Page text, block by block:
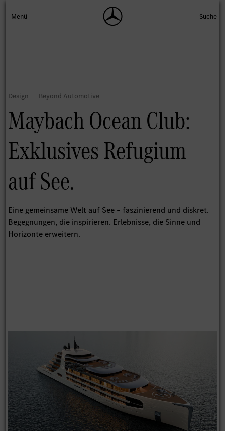
Maybach Ocean Club:
Exklusives Refugium
auf See.
Eine gemeinsame Welt auf See – faszinierend und diskret.
Begegnungen, die inspirieren. Erlebnisse, die Sinne und
Horizonte erweitern.